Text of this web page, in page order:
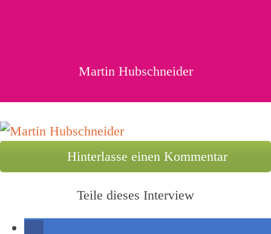
Martin Hubschneider
Hinterlasse einen Kommentar
Teile dieses Interview